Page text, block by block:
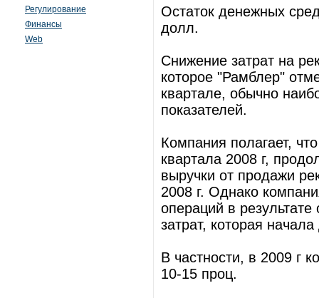
Регулирование
Финансы
Web
Остаток денежных
долл.
Снижение затрат на
которое "Рамблер"
квартале, обычно
показателей.
Компания полагает,
квартала 2008 г,
выручки от продажи
2008 г. Однако
операций в
затрат, которая
В частности, в 2009 г
10-15 проц.